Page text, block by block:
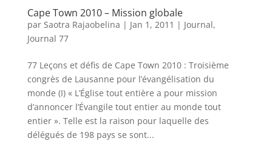
Cape Town 2010 – Mission globale
par Saotra Rajaobelina | Jan 1, 2011 | Journal,
Journal 77
77 Leçons et défis de Cape Town 2010 : Troisième
congrès de Lausanne pour l’évangélisation du
monde (I) « L’Église tout entière a pour mission
d’annoncer l’Évangile tout entier au monde tout
entier ». Telle est la raison pour laquelle des
délégués de 198 pays se sont...